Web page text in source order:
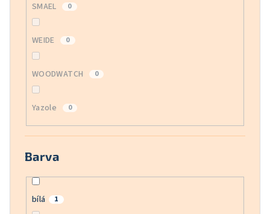
SMAEL 0
WEIDE 0
WOODWATCH 0
Yazole 0
Barva
bílá 1